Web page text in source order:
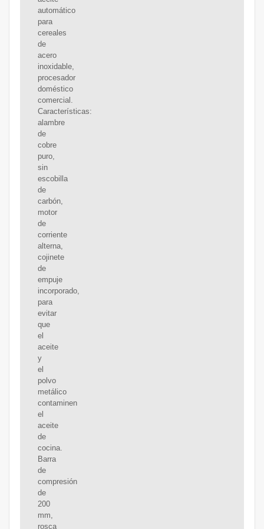
automático
para
cereales
de
acero
inoxidable,
procesador
doméstico
comercial.
Características:
alambre
de
cobre
puro,
sin
escobilla
de
carbón,
motor
de
corriente
alterna,
cojinete
de
empuje
incorporado,
para
evitar
que
el
aceite
y
el
polvo
metálico
contaminen
el
aceite
de
cocina.
Barra
de
compresión
de
200
mm,
rosca